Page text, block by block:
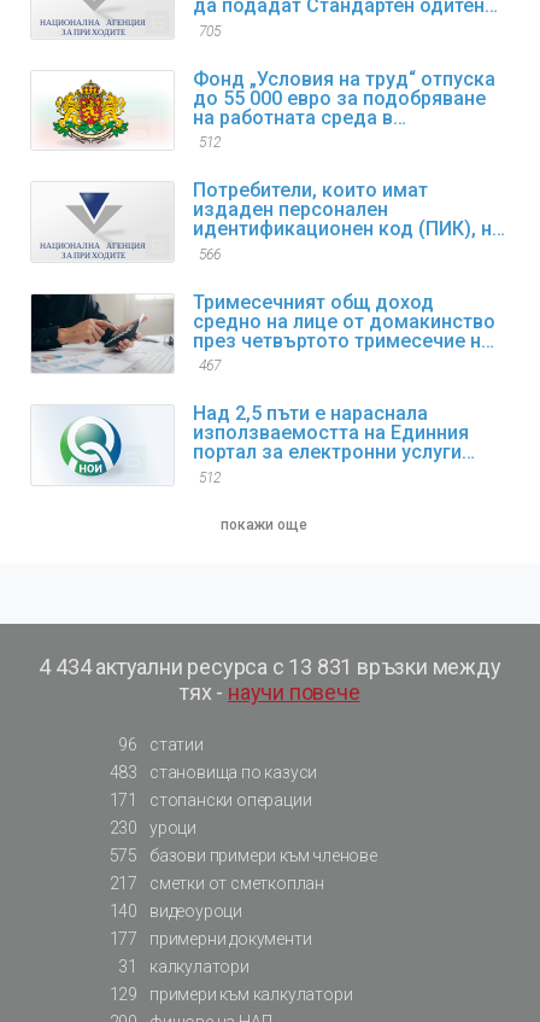
да подадат Стандартен одитен
файл за данъчни цели SAF-T за
705
Фонд „Условия на труд“ отпуска
до 55 000 евро за подобряване
на работната среда в
предприятията
512
Потребители, които имат
издаден персонален
идентификационен код (ПИК), но
са забравили/изгубили същия,
566
Тримесечният общ доход
средно на лице от домакинство
през четвъртото тримесечие на
2025 г. нараства с 9,4% спрямо
467
Над 2,5 пъти е нараснала
използваемостта на Единния
портал за електронни услуги
(ЕПЕУ) на НОИ през 2025 г.
512
покажи още
4 434 актуални ресурса с 13 831 връзки между
тях - научи повече
96
статии
483
становища по казуси
171
стопански операции
230
уроци
575
базови примери към членове
217
сметки от сметкоплан
140
видеоуроци
177
примерни документи
31
калкулатори
129
примери към калкулатори